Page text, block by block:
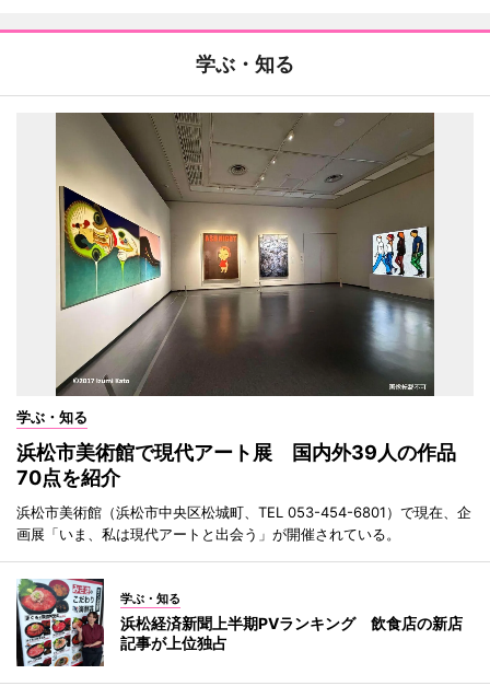
学ぶ・知る
学ぶ・知る
浜松市美術館で現代アート展 国内外39人の作品
70点を紹介
浜松市美術館（浜松市中央区松城町、TEL 053-454-6801）で現在、企
画展「いま、私は現代アートと出会う」が開催されている。
学ぶ・知る
浜松経済新聞上半期PVランキング 飲食店の新店
記事が上位独占